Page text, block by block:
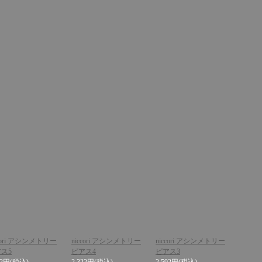
アシンメトリー
ス5
niccori アシンメトリー
ピアス4
niccori アシンメトリー
ピアス3